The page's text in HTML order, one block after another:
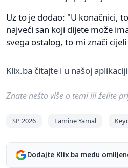
Uz to je dodao: "U konačnici,
najveći san koji dijete može
svega ostalog, to mi znači
Klix.ba čitajte i u našoj
Znate nešto više o temi ili želite
SP 2026 Lamine Yamal
Dodajte Klix.ba među